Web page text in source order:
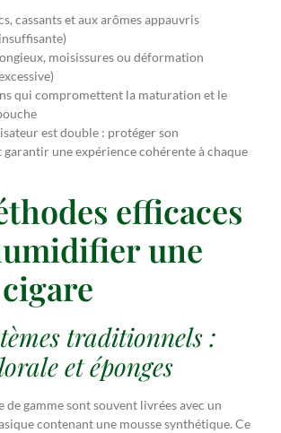
cassants et aux arômes appauvris
moisissures ou déformation
qui compromettent la maturation et le
est double : protéger son
garantir une expérience cohérente à chaque
efficaces
une
traditionnels :
et éponges
de gamme sont souvent livrées avec un
contenant une mousse synthétique. Ce